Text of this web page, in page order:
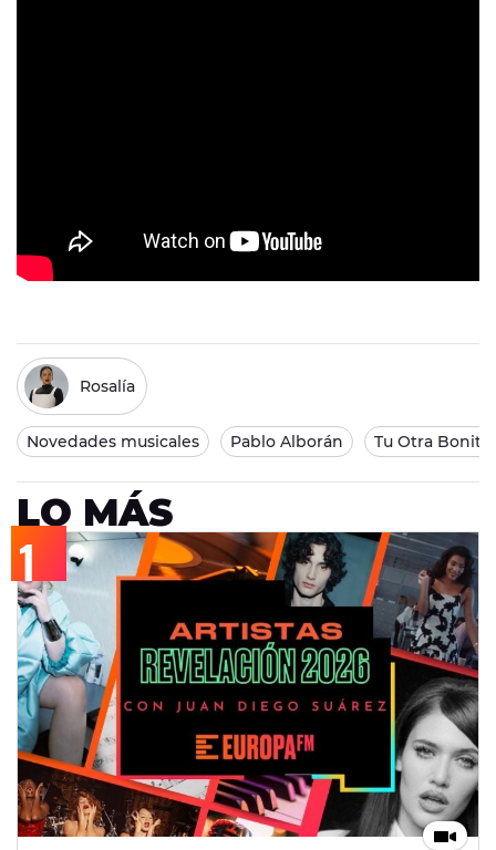
Rosalía
Novedades musicales Pablo Alborán Tu Otra Bonita
LO MÁS